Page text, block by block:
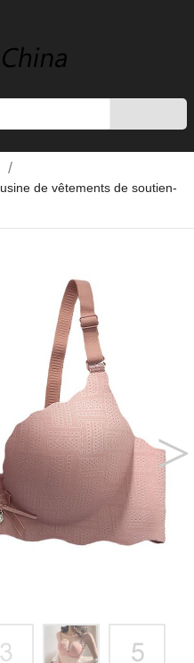
usine de vêtements de soutien-